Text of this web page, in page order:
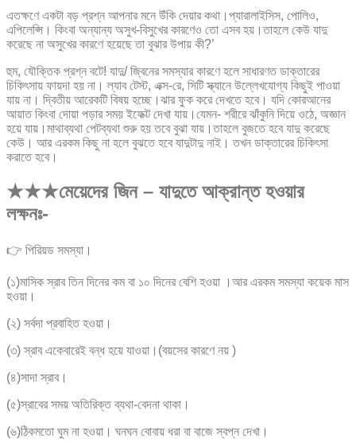
এতক্ষণে একটা বড় প্রশ্ন আপনার মনে উঁকি দেয়ার কথা।প্যারালাইসিস, পোলিও,
এপিলেপ্সি। কিংবা অন্যান্য অসুখ-বিসুখের কারণেও তো এসব হয়।তাহলে কেউ যাদু
করেছে না অসুখের কারণে হয়েছে তা বুঝার উপায় কী?’
হুম, যৌক্তিক প্রশ্ন বটে! যাদু/ জ্বিনের সমস্যার কারণে হলে সাধারণত ডাক্তারের
চিকিৎসায় ফায়দা হয় না। ল্যাব টেস্ট, এক্স-রে, সিটি স্ক্যানে উল্লেখযোগ্য কিছুই পাওয়া
যায় না। দ্বিতীয় আরেকটি বিষয় হচ্ছে।ঝার ফুক করে দেখতে হবে। যদি কোরআনের
আয়াত কিংবা দোয়া পড়ার সময় ইফেক্ট দেখা যায়।যেমন- শরীরে ঝাঁকুনি দিয়ে ওঠে, অজ্ঞান
হয়ে যায়।মাথাব্যথা পেটব্যথা শুরু হয় তবে বুঝা যায়।তাহলে বুজতে হবে যাদু করেছে
কেউ। আর এরকম কিছু না হলে বুঝতে হবে যাদুটাদু নাই। তখন ডাক্তারের চিকিৎসা
করাতে হবে।
★★★মেয়েদের জিন – যাদুতে আক্রান্ত হওয়ার
লক্ষনঃ-
👉 পিরিয়ড সমস্যা।
(১)মাসিক স্রাব তিন দিনের কম বা ১০ দিনের বেশি হওয়া ।আর এরকম সমস্যা কয়েক মাস
হওয়া।
(২) সর্বদা প্রবাহিত হওয়া।
(৩) স্রাব একেবারেই বন্ধ হয়ে যাওয়া।(বয়সের কারণে নয় )
(৪)সাদা স্রাব।
(৫)স্রাবের সময় অতিরিক্ত ব্যথা-বেদনা থাকা।
(৬)ঠিকমতো ঘুম না হওয়া। ঘনঘন বোবায় ধরা বা বাজে স্বপ্ন দেখা।